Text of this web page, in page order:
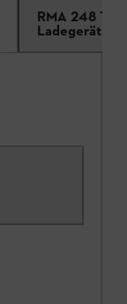
RMA 248 T
Ladegerät